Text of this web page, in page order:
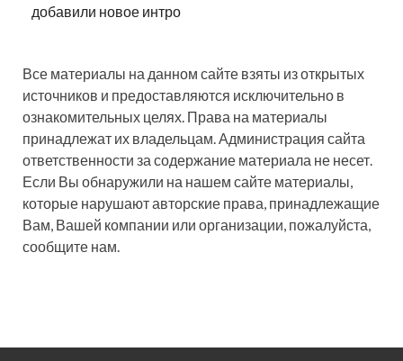
добавили новое интро
Все материалы на данном сайте взяты из открытых
источников и предоставляются исключительно в
ознакомительных целях. Права на материалы
принадлежат их владельцам. Администрация сайта
ответственности за содержание материала не несет.
Если Вы обнаружили на нашем сайте материалы,
которые нарушают авторские права, принадлежащие
Вам, Вашей компании или организации, пожалуйста,
сообщите нам.